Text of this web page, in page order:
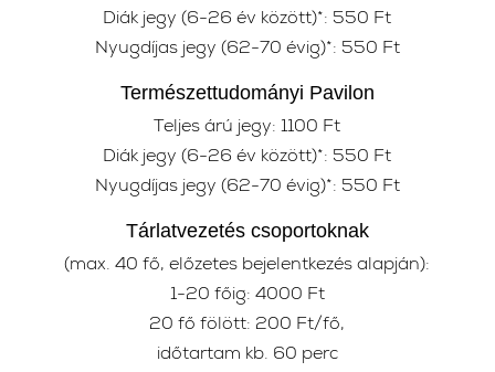
Diák jegy (6-26 év között)*: 550 Ft
Nyugdíjas jegy (62-70 évig)*: 550 Ft
Természettudományi Pavilon
Teljes árú jegy: 1100 Ft
Diák jegy (6-26 év között)*: 550 Ft
Nyugdíjas jegy (62-70 évig)*: 550 Ft
Tárlatvezetés csoportoknak
(max. 40 fő, előzetes bejelentkezés alapján):
1-20 főig: 4000 Ft
20 fő fölött: 200 Ft/fő,
időtartam kb. 60 perc